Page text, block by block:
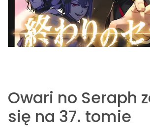
Owari no Seraph
się na 37. tomie